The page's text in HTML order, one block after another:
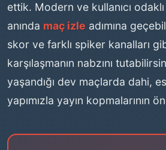
ettik. Modern ve kullanıcı odaklı
anında maç izle adımına
skor ve farklı spiker kanalları
karşılaşmanın nabzını
yaşandığı dev maçlarda dahi,
yapımızla yayın kopmalarının